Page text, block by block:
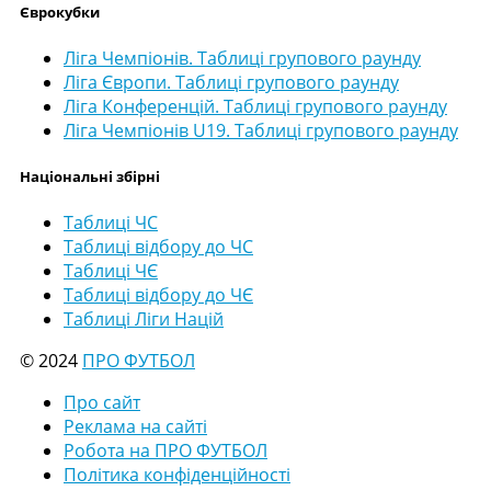
Єврокубки
Ліга Чемпіонів. Таблиці групового раунду
Ліга Європи. Таблиці групового раунду
Ліга Конференцій. Таблиці групового раунду
Ліга Чемпіонів U19. Таблиці групового раунду
Національні збірні
Таблиці ЧС
Таблиці відбору до ЧС
Таблиці ЧЄ
Таблиці відбору до ЧЄ
Таблиці Ліги Націй
© 2024 ПРО ФУТБОЛ
Про сайт
Реклама на сайті
Робота на ПРО ФУТБОЛ
Політика конфіденційності